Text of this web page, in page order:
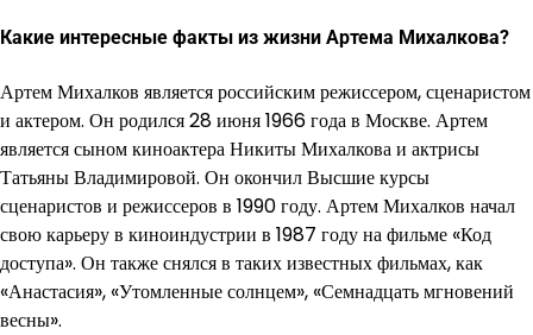
Какие интересные факты из жизни Артема Михалкова?
Артем Михалков является российским режиссером, сценаристом
и актером. Он родился 28 июня 1966 года в Москве. Артем
является сыном киноактера Никиты Михалкова и актрисы
Татьяны Владимировой. Он окончил Высшие курсы
сценаристов и режиссеров в 1990 году. Артем Михалков начал
свою карьеру в киноиндустрии в 1987 году на фильме «Код
доступа». Он также снялся в таких известных фильмах, как
«Анастасия», «Утомленные солнцем», «Семнадцать мгновений
весны».